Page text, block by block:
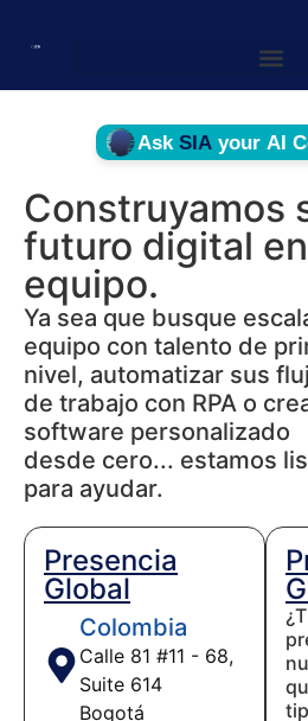
Construyamos
futuro digital en
equipo.
Ya sea que busque
equipo con talento de
nivel, automatizar sus
de trabajo con RPA o
software personalizado
desde cero... estamos
para ayudar.
Presencia
Global
Colombia
Calle 81 #11 - 68,
Suite 614
Bogotá